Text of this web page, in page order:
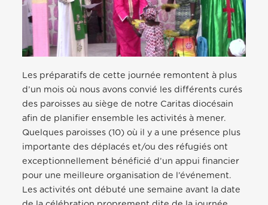
Les préparatifs de cette journée remontent à plus
d’un mois où nous avons convié les différents curés
des paroisses au siège de notre Caritas diocésain
afin de planifier ensemble les activités à mener.
Quelques paroisses (10) où il y a une présence plus
importante des déplacés et/ou des réfugiés ont
exceptionnellement bénéficié d’un appui financier
pour une meilleure organisation de l’événement.
Les activités ont débuté une semaine avant la date